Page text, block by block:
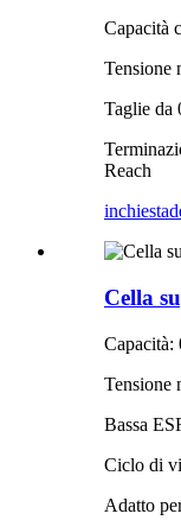
Capacità
Tensione
Taglie da
Reach
inchiesta
Cella
Capacità:
Tensione
Bassa
Ciclo di
Adatto